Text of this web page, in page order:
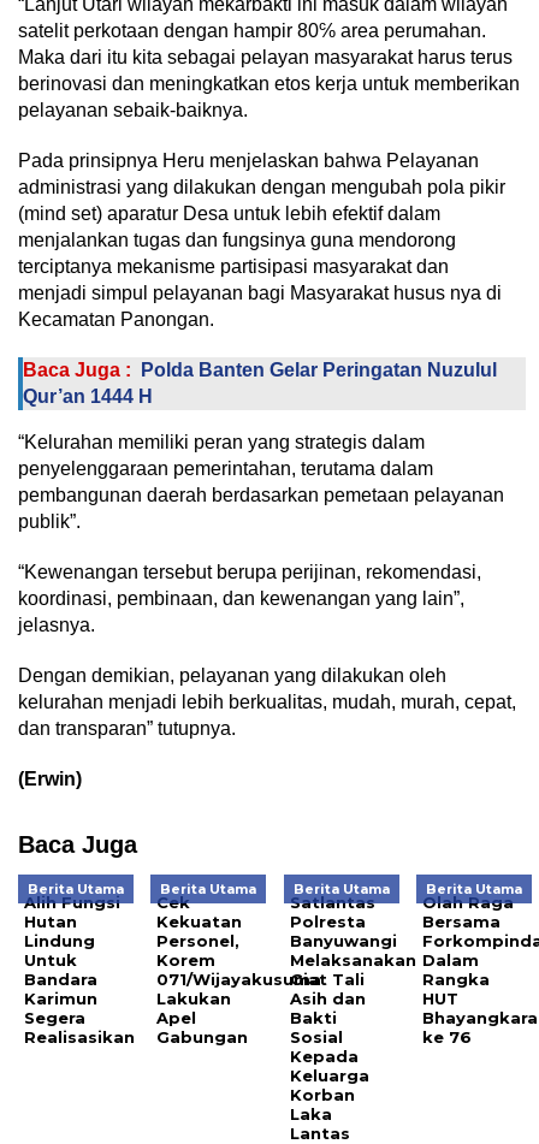
satelit perkotaan dengan hampir 80℅ area perumahan.
Maka dari itu kita sebagai pelayan masyarakat harus terus
berinovasi dan meningkatkan etos kerja untuk memberikan
pelayanan sebaik-baiknya.
Pada prinsipnya Heru menjelaskan bahwa Pelayanan
administrasi yang dilakukan dengan mengubah pola pikir
(mind set) aparatur Desa untuk lebih efektif dalam
menjalankan tugas dan fungsinya guna mendorong
terciptanya mekanisme partisipasi masyarakat dan
menjadi simpul pelayanan bagi Masyarakat husus nya di
Kecamatan Panongan.
Baca Juga :
Polda Banten Gelar Peringatan Nuzulul
Qur’an 1444 H
“Kelurahan memiliki peran yang strategis dalam
penyelenggaraan pemerintahan, terutama dalam
pembangunan daerah berdasarkan pemetaan pelayanan
publik”.
“Kewenangan tersebut berupa perijinan, rekomendasi,
koordinasi, pembinaan, dan kewenangan yang lain”,
jelasnya.
Dengan demikian, pelayanan yang dilakukan oleh
kelurahan menjadi lebih berkualitas, mudah, murah, cepat,
dan transparan” tutupnya.
(Erwin)
Baca Juga
Berita Utama
Alih Fungsi
Hutan
Lindung
Untuk
Bandara
Karimun
Segera
Realisasikan
Berita Utama
Cek
Kekuatan
Personel,
Korem
071/Wijayakusuma
Lakukan
Apel
Gabungan
Berita Utama
Satlantas
Polresta
Banyuwangi
Melaksanakan
Giat Tali
Asih dan
Bakti
Sosial
Kepada
Keluarga
Korban
Laka
Lantas
Berita Utama
Olah Raga
Bersama
Dalam
Rangka
HUT
Bhayangkara
ke 76